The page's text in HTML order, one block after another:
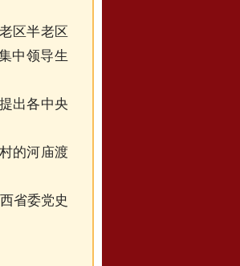
区半老区
中领导生
出各中央
的河庙渡
省委党史